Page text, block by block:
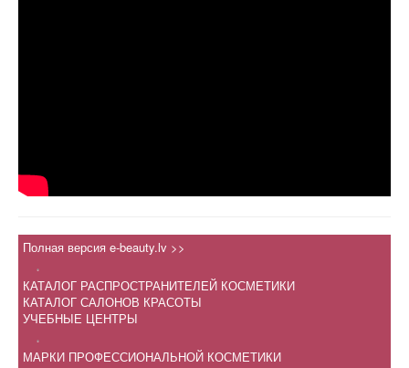
Полная версия e-beauty.lv >>
.
КАТАЛОГ РАСПРОСТРАНИТЕЛЕЙ КОСМЕТИКИ
КАТАЛОГ САЛОНОВ КРАСОТЫ
УЧЕБНЫЕ ЦЕНТРЫ
.
МАРКИ ПРОФЕССИОНАЛЬНОЙ КОСМЕТИКИ